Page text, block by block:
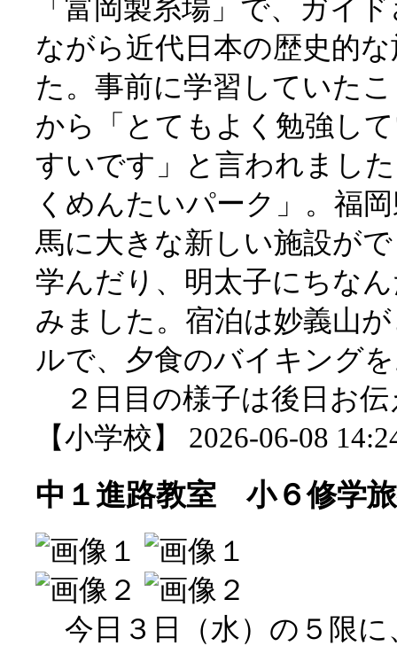
「富岡製糸場」で、ガイ
ながら近代日本の歴史的
た。事前に学習していた
から「とてもよく勉強し
すいです」と言われまし
くめんたいパーク」。福
馬に大きな新しい施設が
学んだり、明太子にちな
みました。宿泊は妙義山
ルで、夕食のバイキング
２日目の様子は後日お伝
【小学校】 2026-06-08
中１進路教室 小６修学
今日３日（水）の５限に